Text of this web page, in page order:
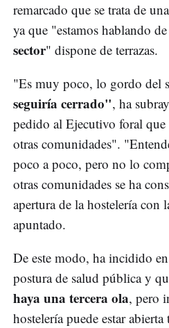
remarcado que se trata de
ya que "estamos hablando
sector" dispone de terrazas.
"Es muy poco, lo gordo del
seguiría cerrado", ha
pedido al Ejecutivo foral
otras comunidades".
poco a poco, pero no lo
otras comunidades se ha
apertura de la hostelería con
apuntado.
De este modo, ha incidido
postura de salud pública y
haya una tercera ola, pero
hostelería puede estar